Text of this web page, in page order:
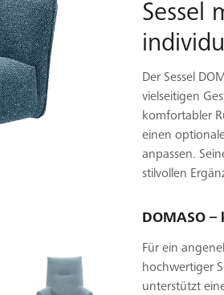
Sessel
Der Sessel
vielseitigen
komfortabler
einen
anpassen.
stilvollen
DOMASO
Für ein
hochwertiger
unterstützt